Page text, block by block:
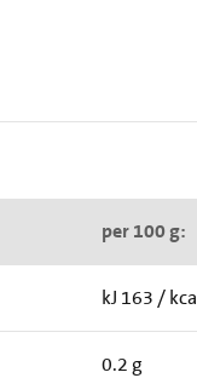
per 100 g:
kJ 163 /
0.2 g